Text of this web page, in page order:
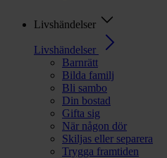
Livshändelser
Livshändelser
Barnrätt
Bilda familj
Bli sambo
Din bostad
Gifta sig
När någon dör
Skiljas eller separera
Trygga framtiden